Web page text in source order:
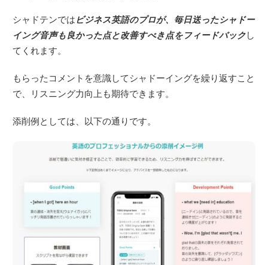
シャドテンでは ビジネス英語のプロが、毎日送ったシャドー
イング音声も良かった点と改善すべき点をフィードバックし
てくれます。
もらったコメントを意識してシャドーイングを繰り返すこと
で、リスニング力向上も期待できます。
添削例としては、以下の通りです。